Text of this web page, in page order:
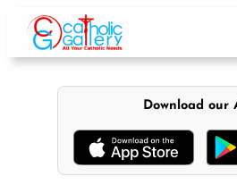
content
Download our